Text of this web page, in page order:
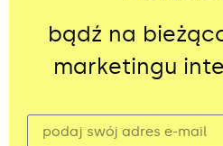
bądź na
marketingu